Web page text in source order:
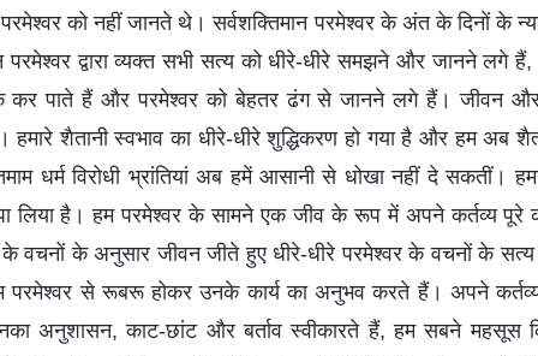
को नहीं जानते थे। सर्वशक्तिमान परमेश्वर के अंत के दिनों के
परमेश्वर द्वारा व्यक्त सभी सत्य को धीरे-धीरे समझने और जानने लगे
कर पाते हैं और परमेश्वर को बेहतर ढंग से जानने लगे हैं। जीवन और
हमारे शैतानी स्वभाव का धीरे-धीरे शुद्धिकरण हो गया है और हम अब
धर्म विरोधी भ्रांतियां अब हमें आसानी से धोखा नहीं दे सकतीं। हमने
लिया है। हम परमेश्वर के सामने एक जीव के रूप में अपने कर्तव्य
के वचनों के अनुसार जीवन जीते हुए धीरे-धीरे परमेश्वर के वचनों के
परमेश्वर से रूबरू होकर उनके कार्य का अनुभव करते हैं। अपने
अनुशासन, काट-छांट और बर्ताव स्वीकारते हैं, हम सबने महसूस